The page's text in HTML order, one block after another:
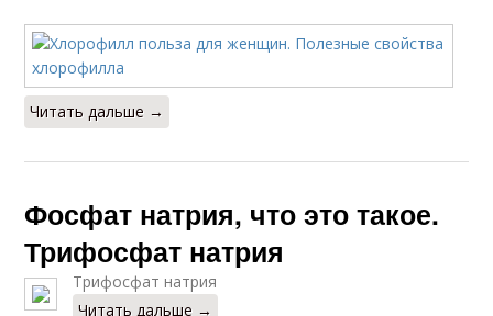
Читать дальше →
Фосфат натрия, что это такое.
Трифосфат натрия
Трифосфат натрия
Читать дальше →